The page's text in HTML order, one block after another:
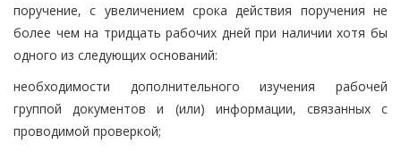
поручение, с увеличением срока действия поручения не
более чем на тридцать рабочих дней при наличии хотя бы
одного из следующих оснований:
необходимости дополнительного изучения рабочей
группой документов и (или) информации, связанных с
проводимой проверкой;